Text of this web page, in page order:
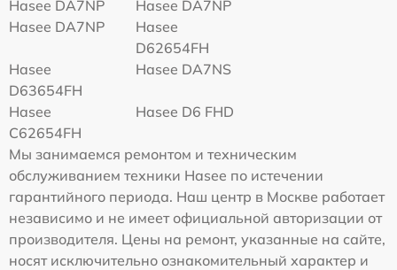
Hasee DA7NP
Hasee DA7NP
Hasee DA7NP
Hasee
D62654FH
Hasee
D63654FH
Hasee DA7NS
Hasee
C62654FH
Hasee D6 FHD
Мы занимаемся ремонтом и техническим
обслуживанием техники Hasee по истечении
гарантийного периода. Наш центр в Москве работает
независимо и не имеет официальной авторизации от
производителя. Цены на ремонт, указанные на сайте,
носят исключительно ознакомительный характер и